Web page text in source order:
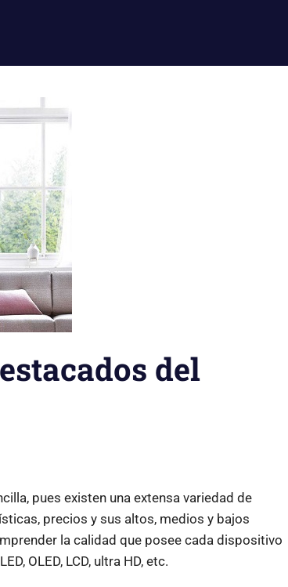
del
pues existen una extensa variedad de
precios y sus altos, medios y bajos
la calidad que posee cada dispositivo
OLED, LCD, ultra HD, etc.